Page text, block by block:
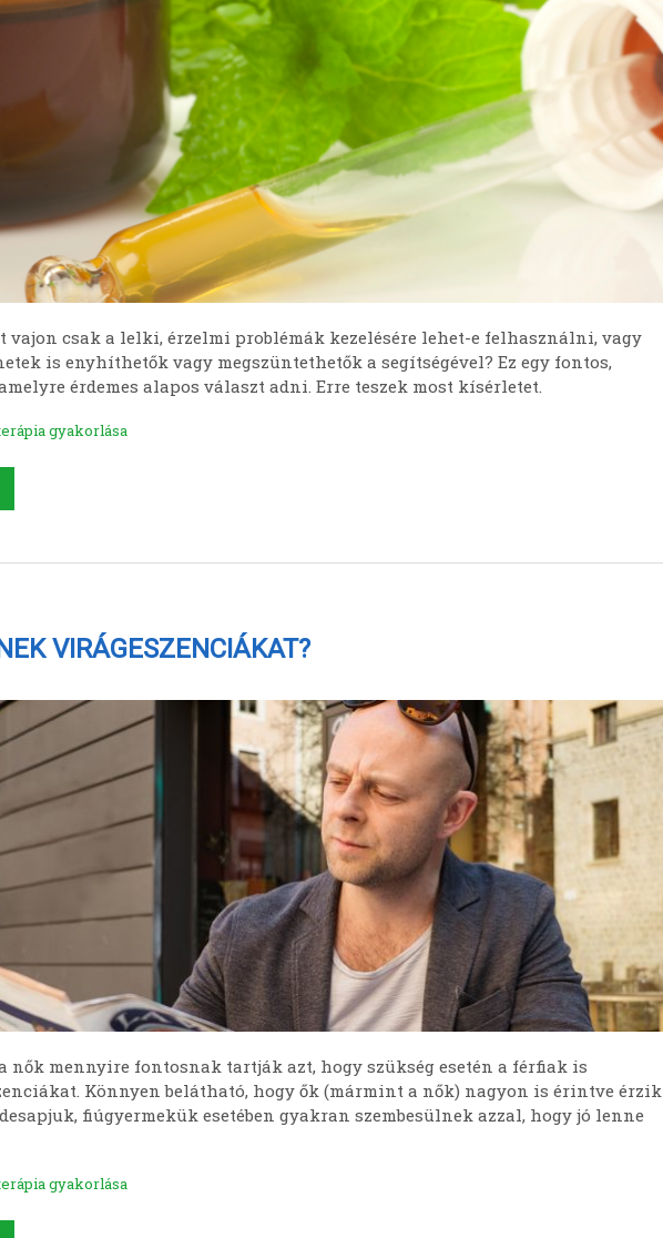
vajon csak a lelki, érzelmi problémák kezelésére lehet-e felhasználni, vagy
is enyhíthetők vagy megszüntethetők a segítségével? Ez egy fontos,
érdemes alapos választ adni. Erre teszek most kísérletet.
gyakorlása
VIRÁGESZENCIÁKAT?
nők mennyire fontosnak tartják azt, hogy szükség esetén a férfiak is
Könnyen belátható, hogy ők (mármint a nők) nagyon is érintve érzik
fiúgyermekük esetében gyakran szembesülnek azzal, hogy jó lenne
gyakorlása